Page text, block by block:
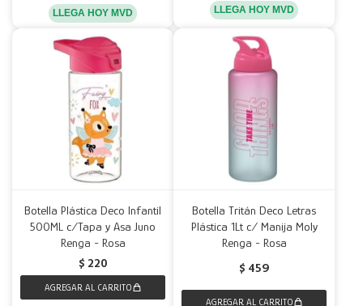
LLEGA HOY MVD LLEGA HOY MVD
Botella Plástica Deco Infantil
500ML c/Tapa y Asa Juno
Renga - Rosa
$ 220
Botella Tritán Deco Letras
Plástica 1Lt c/ Manija Moly
Renga - Rosa
$ 459